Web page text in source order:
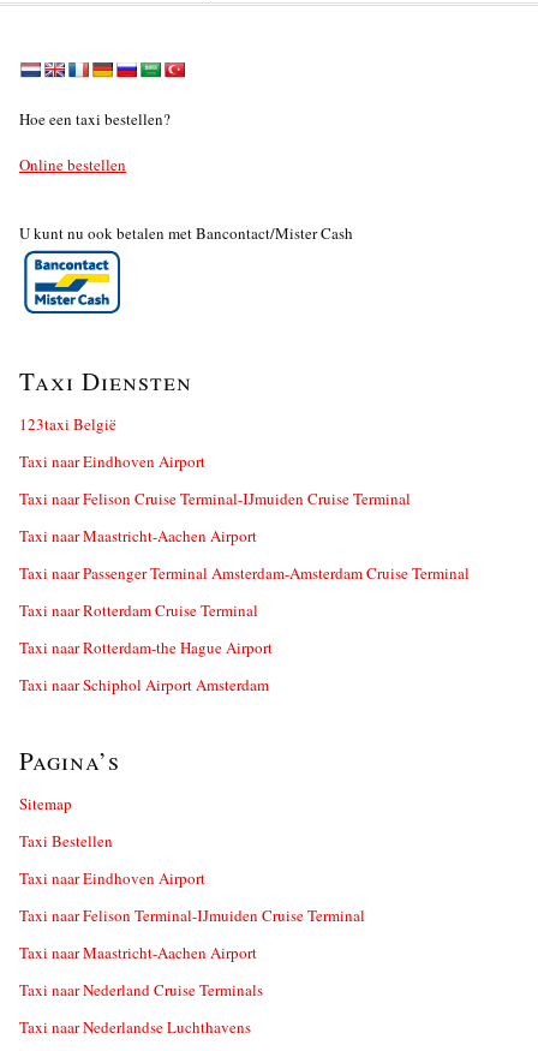
Hoe een taxi bestellen?
Online bestellen
U kunt nu ook betalen met Bancontact/Mister Cash
Taxi Diensten
123taxi België
Taxi naar Eindhoven Airport
Taxi naar Felison Cruise Terminal-IJmuiden Cruise Terminal
Taxi naar Maastricht-Aachen Airport
Taxi naar Passenger Terminal Amsterdam-Amsterdam Cruise Terminal
Taxi naar Rotterdam Cruise Terminal
Taxi naar Rotterdam-the Hague Airport
Taxi naar Schiphol Airport Amsterdam
Pagina’s
Sitemap
Taxi Bestellen
Taxi naar Eindhoven Airport
Taxi naar Felison Terminal-IJmuiden Cruise Terminal
Taxi naar Maastricht-Aachen Airport
Taxi naar Nederland Cruise Terminals
Taxi naar Nederlandse Luchthavens